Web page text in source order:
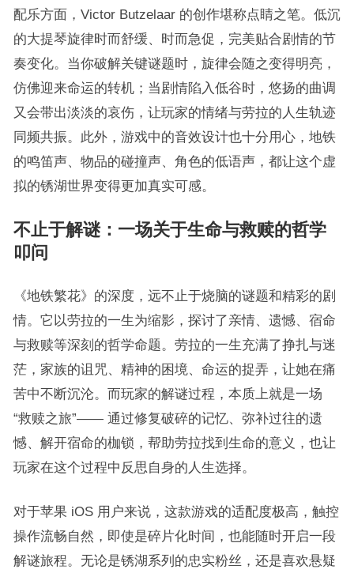
配乐方面，Victor Butzelaar 的创作堪称点睛之笔。低沉
的大提琴旋律时而舒缓、时而急促，完美贴合剧情的节
奏变化。当你破解关键谜题时，旋律会随之变得明亮，
仿佛迎来命运的转机；当剧情陷入低谷时，悠扬的曲调
又会带出淡淡的哀伤，让玩家的情绪与劳拉的人生轨迹
同频共振。此外，游戏中的音效设计也十分用心，地铁
的鸣笛声、物品的碰撞声、角色的低语声，都让这个虚
拟的锈湖世界变得更加真实可感。
不止于解谜：一场关于生命与救赎的哲学
叩问
《地铁繁花》的深度，远不止于烧脑的谜题和精彩的剧
情。它以劳拉的一生为缩影，探讨了亲情、遗憾、宿命
与救赎等深刻的哲学命题。劳拉的一生充满了挣扎与迷
茫，家族的诅咒、精神的困境、命运的捉弄，让她在痛
苦中不断沉沦。而玩家的解谜过程，本质上就是一场
“救赎之旅”—— 通过修复破碎的记忆、弥补过往的遗
憾、解开宿命的枷锁，帮助劳拉找到生命的意义，也让
玩家在这个过程中反思自身的人生选择。
对于苹果 iOS 用户来说，这款游戏的适配度极高，触控
操作流畅自然，即使是碎片化时间，也能随时开启一段
解谜旅程。无论是锈湖系列的忠实粉丝，还是喜欢悬疑